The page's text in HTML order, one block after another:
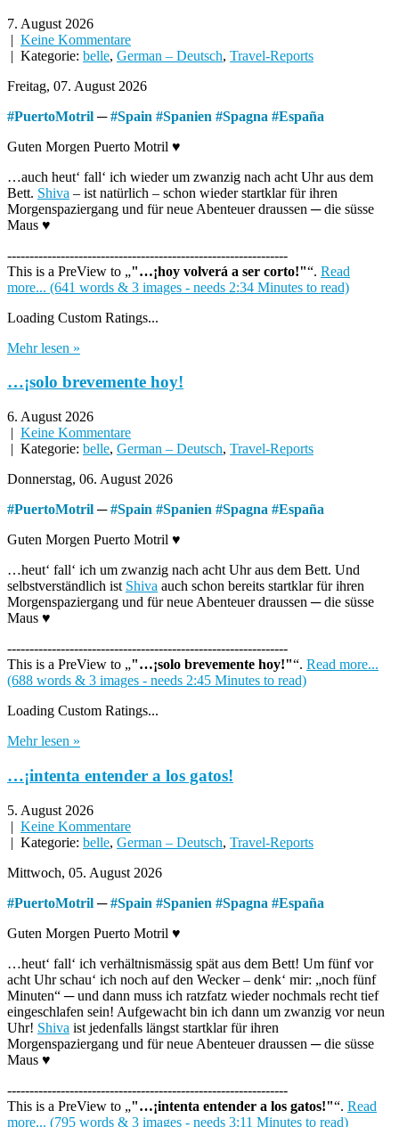
7. August 2026
| Keine Kommentare
| Kategorie: belle, German – Deutsch, Travel-Reports
Freitag, 07. August 2026
#PuertoMotril ─#Spain #Spanien #Spagna #España
Guten Morgen Puerto Motril ♥
…auch heut‘ fall‘ ich wieder um zwanzig nach acht Uhr aus dem
Bett. Shiva – ist natürlich – schon wieder startklar für ihren
Morgenspaziergang und für neue Abenteuer draussen ─ die süsse
Maus ♥
---------------------------------------------------------------
This is a PreView to
"…¡hoy volverá a ser corto!" . Read
more... (641 words & 3 images - needs 2:34 Minutes to read)
Loading Custom Ratings...
Mehr lesen »
…¡solo brevemente hoy!
6. August 2026
| Keine Kommentare
| Kategorie: belle, German – Deutsch, Travel-Reports
Donnerstag, 06. August 2026
#PuertoMotril ─#Spain #Spanien #Spagna #España
Guten Morgen Puerto Motril ♥
…heut‘ fall‘ ich um zwanzig nach acht Uhr aus dem Bett. Und
selbstverständlich ist Shiva auch schon bereits startklar für ihren
Morgenspaziergang und für neue Abenteuer draussen ─ die süsse
Maus ♥
---------------------------------------------------------------
This is a PreView to
"…¡solo brevemente hoy!" . Read more...
(688 words & 3 images - needs 2:45 Minutes to read)
Loading Custom Ratings...
Mehr lesen »
…¡intenta entender a los gatos!
5. August 2026
| Keine Kommentare
| Kategorie: belle, German – Deutsch, Travel-Reports
Mittwoch, 05. August 2026
#PuertoMotril ─#Spain #Spanien #Spagna #España
Guten Morgen Puerto Motril ♥
…heut‘ fall‘ ich verhältnismässig spät aus dem Bett! Um fünf vor
acht Uhr schau‘ ich noch auf den Wecker – denk‘ mir: „noch fünf
Minuten“ ─ und dann muss ich ratzfatz wieder nochmals recht tief
eingeschlafen sein! Aufgewacht bin ich dann um zwanzig vor neun
Uhr! Shiva ist jedenfalls längst startklar für ihren
Morgenspaziergang und für neue Abenteuer draussen ─ die süsse
Maus ♥
---------------------------------------------------------------
This is a PreView to
"…¡intenta entender a los gatos!" . Read
more... (795 words & 3 images - needs 3:11 Minutes to read)